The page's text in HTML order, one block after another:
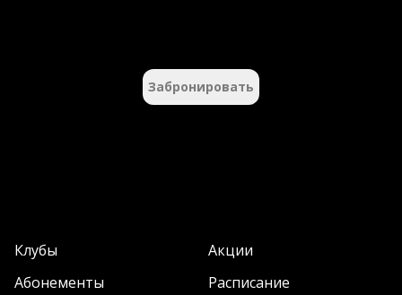
Забронировать
Клубы
Акции
Абонементы
Расписание